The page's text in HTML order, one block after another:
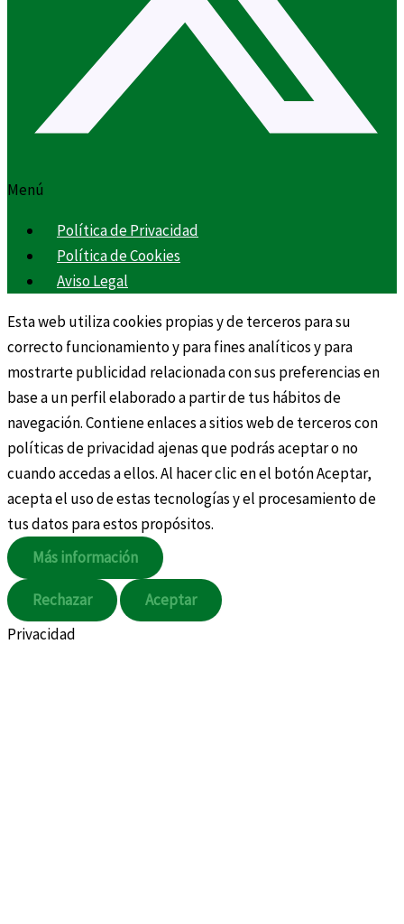
Menú
Política de Privacidad
Política de Cookies
Aviso Legal
Esta web utiliza cookies propias y de terceros para su
correcto funcionamiento y para fines analíticos y para
mostrarte publicidad relacionada con sus preferencias en
base a un perfil elaborado a partir de tus hábitos de
navegación. Contiene enlaces a sitios web de terceros con
políticas de privacidad ajenas que podrás aceptar o no
cuando accedas a ellos. Al hacer clic en el botón Aceptar,
acepta el uso de estas tecnologías y el procesamiento de
tus datos para estos propósitos.
Más información
Rechazar
Aceptar
Privacidad